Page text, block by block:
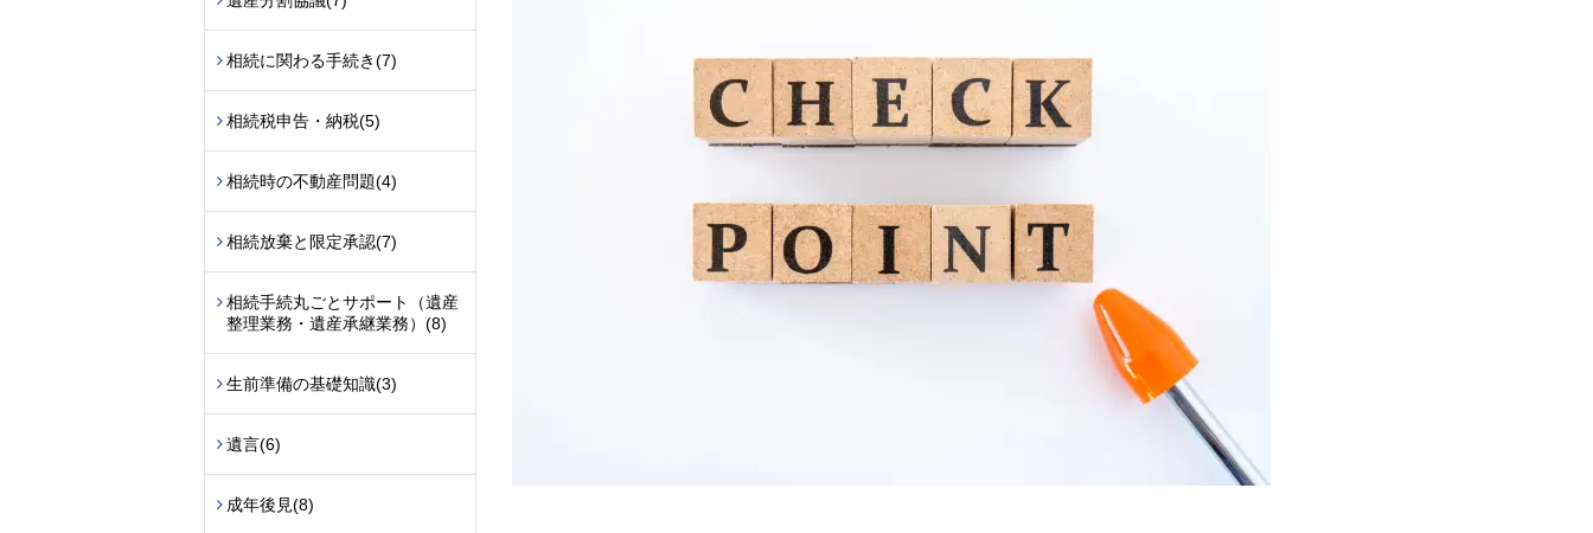
相続に関わる手続き(7)
相続税申告・納税(5)
相続時の不動産問題(4)
相続放棄と限定承認(7)
相続手続丸ごとサポート（遺産
整理業務・遺産承継業務） (8)
生前準備の基礎知識(3)
遺言(6)
成年後見(8)